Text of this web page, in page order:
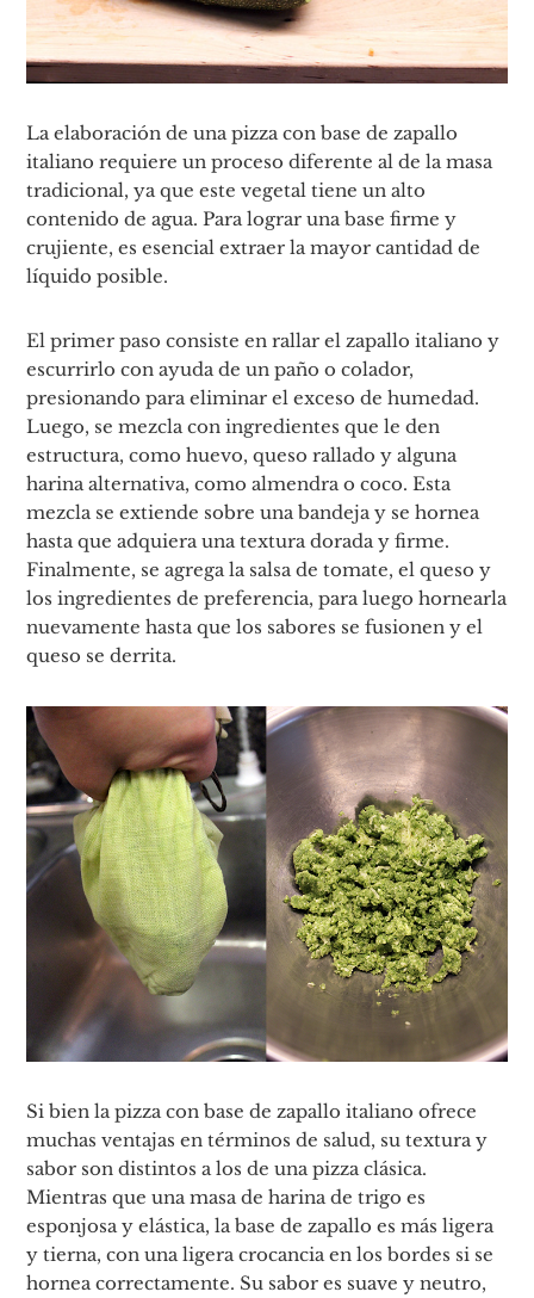
La elaboración de una pizza con base de zapallo
italiano requiere un proceso diferente al de la masa
tradicional, ya que este vegetal tiene un alto
contenido de agua. Para lograr una base firme y
crujiente, es esencial extraer la mayor cantidad de
líquido posible.
El primer paso consiste en rallar el zapallo italiano y
escurrirlo con ayuda de un paño o colador,
presionando para eliminar el exceso de humedad.
Luego, se mezcla con ingredientes que le den
estructura, como huevo, queso rallado y alguna
harina alternativa, como almendra o coco. Esta
mezcla se extiende sobre una bandeja y se hornea
hasta que adquiera una textura dorada y firme.
Finalmente, se agrega la salsa de tomate, el queso y
los ingredientes de preferencia, para luego hornearla
nuevamente hasta que los sabores se fusionen y el
queso se derrita.
Si bien la pizza con base de zapallo italiano ofrece
muchas ventajas en términos de salud, su textura y
sabor son distintos a los de una pizza clásica.
Mientras que una masa de harina de trigo es
esponjosa y elástica, la base de zapallo es más ligera
y tierna, con una ligera crocancia en los bordes si se
hornea correctamente. Su sabor es suave y neutro,